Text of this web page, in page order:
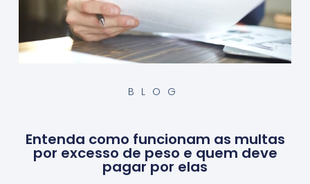
BLOG
Entenda como funcionam as multas
por excesso de peso e quem deve
pagar por elas